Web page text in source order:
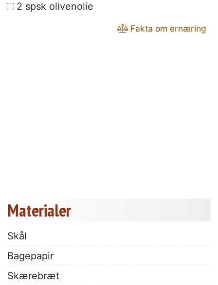
2 spsk olivenolie
Fakta om ernæring
Materialer
Skål
Bagepapir
Skærebræt